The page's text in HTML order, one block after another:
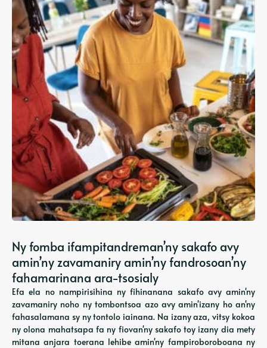
Ny fomba ifampitandreman’ny sakafo avy
amin’ny zavamaniry amin’ny fandrosoan’ny
fahamarinana ara-tsosialy
Efa ela no nampirisihina ny fihinanana sakafo avy amin'ny
zavamaniry noho ny tombontsoa azo avy amin'izany ho an'ny
fahasalamana sy ny tontolo iainana. Na izany aza, vitsy kokoa
ny olona mahatsapa fa ny fiovan'ny sakafo toy izany dia mety
mitana anjara toerana lehibe amin'ny fampiroboroboana ny